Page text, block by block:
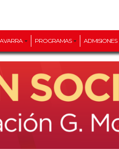
PROGRAMAS ADMISIONES